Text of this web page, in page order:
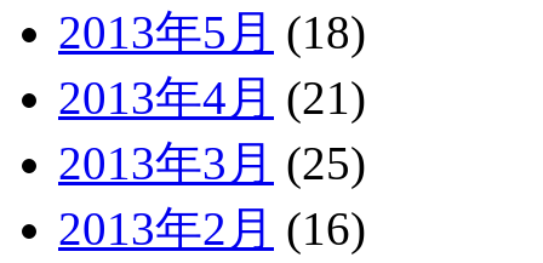
2013年5月 (18)
2013年4月 (21)
2013年3月 (25)
2013年2月 (16)